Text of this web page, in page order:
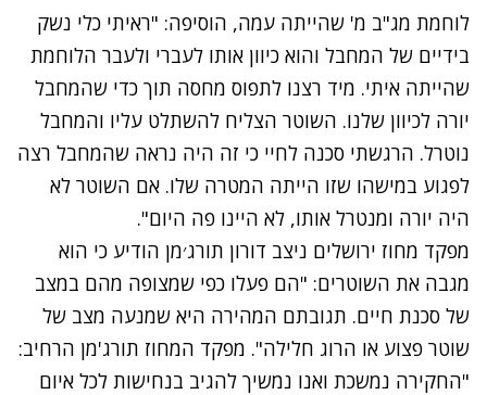
לוחמת מג"ב מ' שהייתה עמה, הוסיפה: "ראיתי כלי נשק
בידיים של המחבל והוא כיוון אותו לעברי ולעבר הלוחמת
שהייתה איתי. מיד רצנו לתפוס מחסה תוך כדי שהמחבל
יורה לכיוון שלנו. השוטר הצליח להשתלט עליו והמחבל
נוטרל. הרגשתי סכנה לחיי כי זה היה נראה שהמחבל רצה
לפגוע במישהו שזו הייתה המטרה שלו. אם השוטר לא
היה יורה ומנטרל אותו, לא היינו פה היום".
מפקד מחוז ירושלים ניצב דורון תורג׳מן הודיע כי הוא
מגבה את השוטרים: "הם פעלו כפי שמצופה מהם במצב
של סכנת חיים. תגובתם המהירה היא שמנעה מצב של
שוטר פצוע או הרוג חלילה". מפקד המחוז תורג'מן הרחיב:
"החקירה נמשכת ואנו נמשיך להגיב בנחישות לכל איום